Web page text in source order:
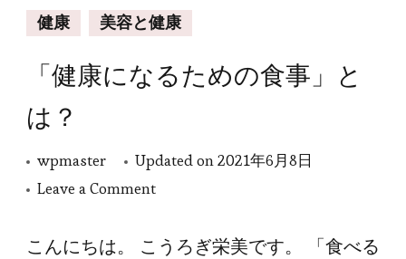
健康 美容と健康
「健康になるための食事」と
は？
wpmaster Updated on2021年6月8日
Leave a Commenton
康
こんにちは。 こうろぎ栄美です。 「食べる